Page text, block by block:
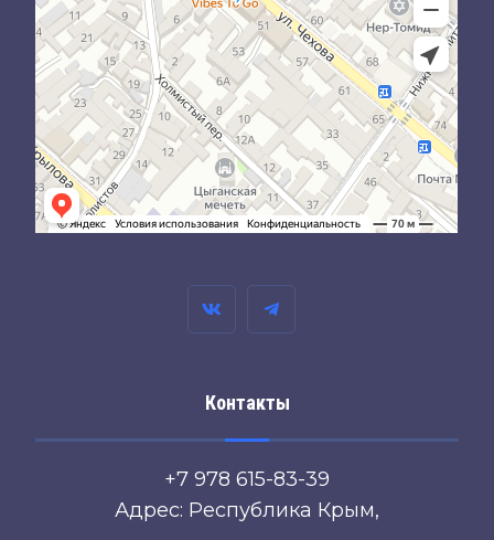
Контакты
+7 978 615-83-39
Адрес: Республика Крым,